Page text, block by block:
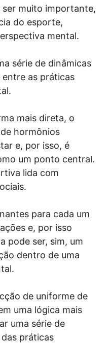
muito importante,
do esporte,
mental.
série de dinâmicas
as práticas
mais direta, o
hormônios
e, por isso, é
um ponto central.
lida com
para cada um
e, por isso
pode ser, sim, um
dentro de uma
de uniforme de
uma lógica mais
uma série de
práticas